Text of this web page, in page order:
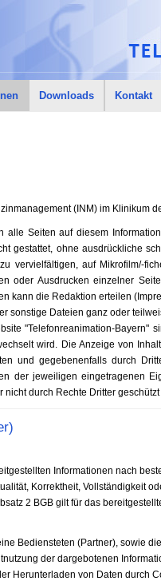
Downloads Kontakt
(INM) im Klinikum
alle Seiten auf diesem
gestattet, ohne ausdrückliche
vervielfältigen, auf Mikrofilm/-
oder Ausdrucken einzelner
kann die Redaktion erteilen
sonstige Dateien ganz oder
"Telefonreanimation-Bayern"
wird. Die Anzeige von
und gegebenenfalls durch
der jeweiligen eingetragenen
durch Rechte Dritter
Informationen nach
Korrektheit, Vollständigkeit
2 BGB gilt für das
Bediensteten (Partner), sowie
der dargebotenen
Herunterladen von Daten durch